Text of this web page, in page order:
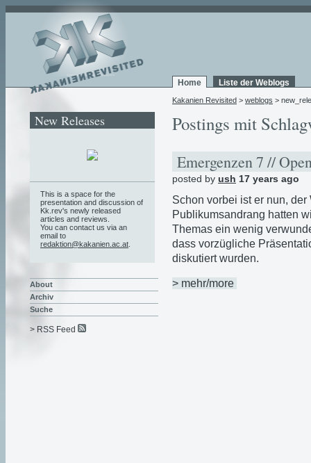
Home Liste der Weblogs
Kakanien Revisited > weblogs >
Postings mit
Emergenzen 7 //
posted by ush 17 years ago
Schon vorbei ist er nun,
Publikumsandrang hatten
Themas ein wenig
dass vorzügliche
diskutiert wurden.
> mehr/more
New Releases
This is a space for the
presentation and discussion of
Kk.rev's newly released
articles and reviews.
You can contact us via an
email to
redaktion@kakanien.ac.at
About
Archiv
Suche
> RSS Feed